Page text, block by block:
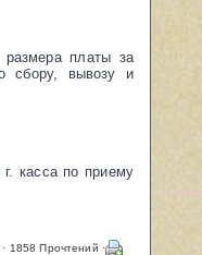
платы за
сбору, вывозу и
касса по приему
· 1858 Прочтений ·